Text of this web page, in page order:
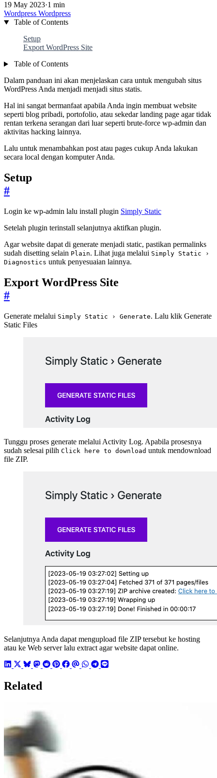
19 May 2023·1 min
Wordpress Wordpress
Table of Contents
Setup
Export WordPress Site
Table of Contents
Dalam panduan ini akan menjelaskan cara untuk mengubah situs
WordPress Anda menjadi menjadi situs statis.
Hal ini sangat bermanfaat apabila Anda ingin membuat website
seperti blog pribadi, portofolio, atau sekedar landing page agar tidak
rentan terkena serangan dari luar seperti brute-force wp-admin dan
aktivitas hacking lainnya.
Lalu untuk menambahkan post atau pages cukup Anda lakukan
secara local dengan komputer Anda.
Setup
#
Login ke wp-admin lalu install plugin Simply Static
Setelah plugin terinstall selanjutnya aktifkan plugin.
Agar website dapat di generate menjadi static, pastikan permalinks
sudah disetting selain Plain. Lihat juga melalui Simply Static ›
Diagnostics untuk penyesuaian lainnya.
Export WordPress Site
#
Generate melalui Simply Static › Generate. Lalu klik Generate
Static Files
Tunggu proses generate melalui Activity Log. Apabila prosesnya
sudah selesai pilih Click here to download untuk mendownload
file ZIP.
Selanjutnya Anda dapat mengupload file ZIP tersebut ke hosting
atau ke Web server lalu extract agar website dapat online.
Related